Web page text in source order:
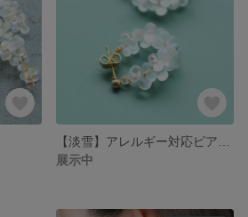
展示中